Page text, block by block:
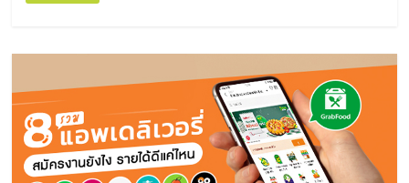
ไชส์
ขาย